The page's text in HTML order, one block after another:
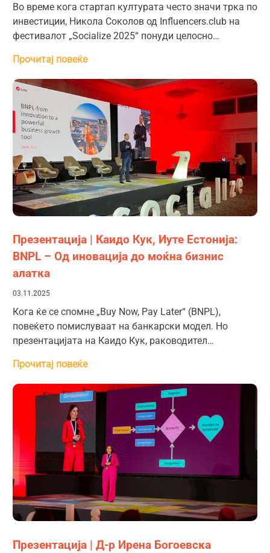
Во време кога стартап културата често значи трка по
инвестиции, Никола Соколов од Influencers.club на
фестивалот „Socialize 2025“ понуди целосно…
Прочитај повеќе
Презентација | Каидо Кук, Иуте Естонија:
BNPL – Од иновација до моќна бизнис
алатка
03.11.2025
Кога ќе се спомне „Buy Now, Pay Later“ (BNPL),
повеќето помислуваат на банкарски модел. Но
презентацијата на Каидо Кук, раководител…
Прочитај повеќе
Презентација | Д-р Ирена Богоевска